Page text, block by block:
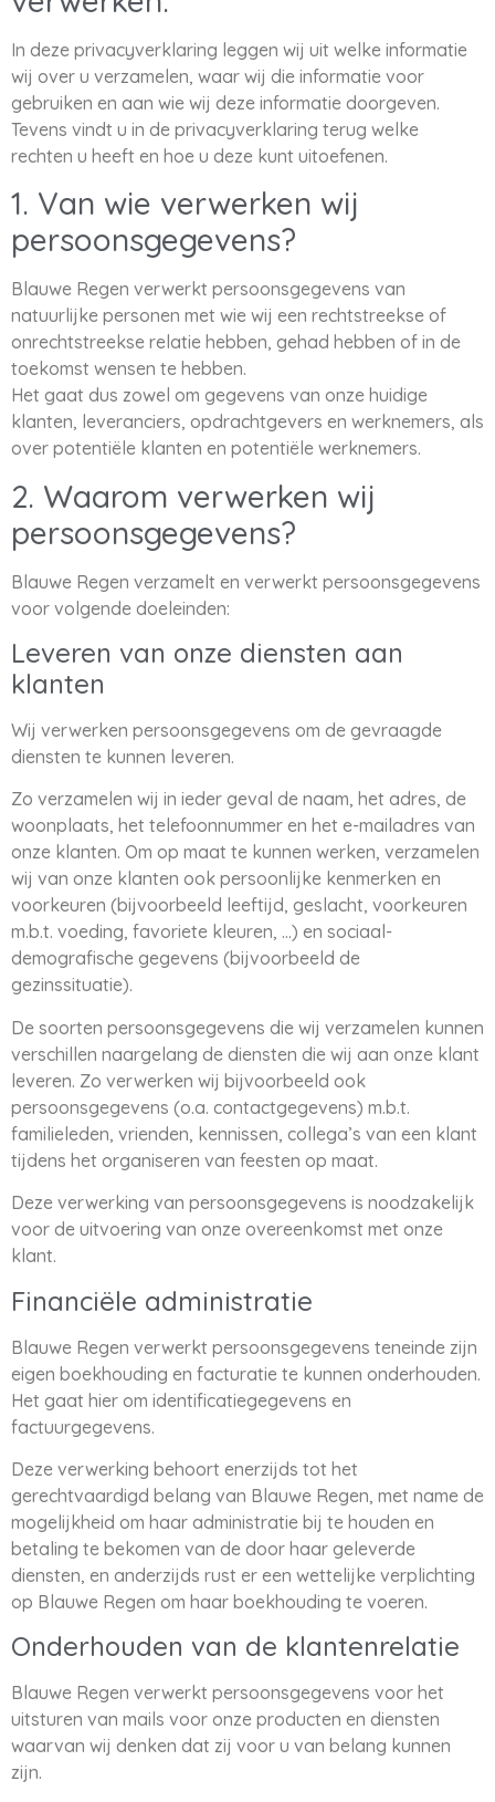
In deze privacyverklaring leggen wij uit welke informatie
wij over u verzamelen, waar wij die informatie voor
gebruiken en aan wie wij deze informatie doorgeven.
Tevens vindt u in de privacyverklaring terug welke
rechten u heeft en hoe u deze kunt uitoefenen.
1. Van wie verwerken wij
persoonsgegevens?
Blauwe Regen verwerkt persoonsgegevens van
natuurlijke personen met wie wij een rechtstreekse of
onrechtstreekse relatie hebben, gehad hebben of in de
toekomst wensen te hebben.
Het gaat dus zowel om gegevens van onze huidige
klanten, leveranciers, opdrachtgevers en werknemers, als
over potentiële klanten en potentiële werknemers.
2. Waarom verwerken wij
persoonsgegevens?
Blauwe Regen verzamelt en verwerkt persoonsgegevens
voor volgende doeleinden:
Leveren van onze diensten aan
klanten
Wij verwerken persoonsgegevens om de gevraagde
diensten te kunnen leveren.
Zo verzamelen wij in ieder geval de naam, het adres, de
woonplaats, het telefoonnummer en het e-mailadres van
onze klanten. Om op maat te kunnen werken, verzamelen
wij van onze klanten ook persoonlijke kenmerken en
voorkeuren (bijvoorbeeld leeftijd, geslacht, voorkeuren
m.b.t. voeding, favoriete kleuren, …) en sociaal-
demografische gegevens (bijvoorbeeld de
gezinssituatie).
De soorten persoonsgegevens die wij verzamelen kunnen
verschillen naargelang de diensten die wij aan onze klant
leveren. Zo verwerken wij bijvoorbeeld ook
persoonsgegevens (o.a. contactgegevens) m.b.t.
familieleden, vrienden, kennissen, collega’s van een klant
tijdens het organiseren van feesten op maat.
Deze verwerking van persoonsgegevens is noodzakelijk
voor de uitvoering van onze overeenkomst met onze
klant.
Financiële administratie
Blauwe Regen verwerkt persoonsgegevens teneinde zijn
eigen boekhouding en facturatie te kunnen onderhouden.
Het gaat hier om identificatiegegevens en
factuurgegevens.
Deze verwerking behoort enerzijds tot het
gerechtvaardigd belang van Blauwe Regen, met name de
mogelijkheid om haar administratie bij te houden en
betaling te bekomen van de door haar geleverde
diensten, en anderzijds rust er een wettelijke verplichting
op Blauwe Regen om haar boekhouding te voeren.
Onderhouden van de klantenrelatie
Blauwe Regen verwerkt persoonsgegevens voor het
uitsturen van mails voor onze producten en diensten
waarvan wij denken dat zij voor u van belang kunnen
zijn.